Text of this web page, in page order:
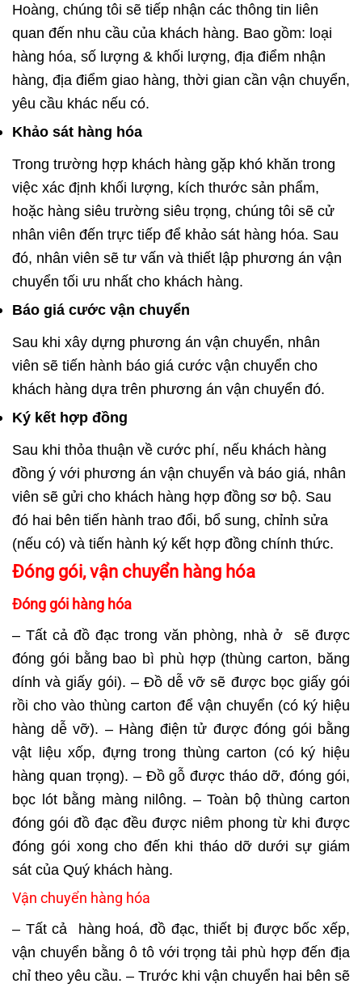
Hoàng, chúng tôi sẽ tiếp nhận các thông tin liên
quan đến nhu cầu của khách hàng. Bao gồm: loại
hàng hóa, số lượng & khối lượng, địa điểm nhận
hàng, địa điểm giao hàng, thời gian cần vận chuyển,
yêu cầu khác nếu có.
Khảo sát hàng hóa
Trong trường hợp khách hàng gặp khó khăn trong
việc xác định khối lượng, kích thước sản phẩm,
hoặc hàng siêu trường siêu trọng, chúng tôi sẽ cử
nhân viên đến trực tiếp để khảo sát hàng hóa. Sau
đó, nhân viên sẽ tư vấn và thiết lập phương án vận
chuyển tối ưu nhất cho khách hàng.
Báo giá cước vận chuyển
Sau khi xây dựng phương án vận chuyển, nhân
viên sẽ tiến hành báo giá cước vận chuyển cho
khách hàng dựa trên phương án vận chuyển đó.
Ký kết hợp đồng
Sau khi thỏa thuận về cước phí, nếu khách hàng
đồng ý với phương án vận chuyển và báo giá, nhân
viên sẽ gửi cho khách hàng hợp đồng sơ bộ. Sau
đó hai bên tiến hành trao đổi, bổ sung, chỉnh sửa
(nếu có) và tiến hành ký kết hợp đồng chính thức.
Đóng gói, vận chuyển hàng hóa
Đóng gói hàng hóa
– Tất cả đồ đạc trong văn phòng, nhà ở sẽ được
đóng gói bằng bao bì phù hợp (thùng carton, băng
dính và giấy gói). – Đồ dễ vỡ sẽ được bọc giấy gói
rồi cho vào thùng carton để vận chuyển (có ký hiệu
hàng dễ vỡ). – Hàng điện tử được đóng gói bằng
vật liệu xốp, đựng trong thùng carton (có ký hiệu
hàng quan trọng). – Đồ gỗ được tháo dỡ, đóng gói,
bọc lót bằng màng nilông. – Toàn bộ thùng carton
đóng gói đồ đạc đều được niêm phong từ khi được
đóng gói xong cho đến khi tháo dỡ dưới sự giám
sát của Quý khách hàng.
Vận chuyển hàng hóa
– Tất cả hàng hoá, đồ đạc, thiết bị được bốc xếp,
vận chuyển bằng ô tô với trọng tải phù hợp đến địa
chỉ theo yêu cầu. – Trước khi vận chuyển hai bên sẽ